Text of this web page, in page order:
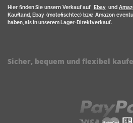
Hier finden Sie unsern Verkauf auf Ebayund
Kaufland, Ebay (motofischtec) bzw. Amazon
haben, als in unserem Lager-Direktverkauf.
Sicher, bequem und flexibel